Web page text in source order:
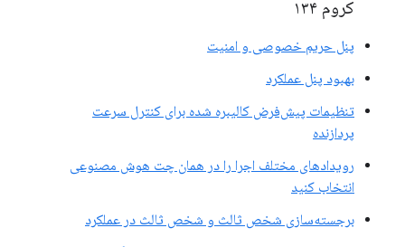
کروم ۱۳۴
پنل حریم خصوصی و امنیت
بهبود پنل عملکرد
تنظیمات پیش‌فرض کالیبره شده برای کنترل سرعت
پردازنده
رویدادهای مختلف اجرا را در همان چت هوش مصنوعی
انتخاب کنید
برجسته‌سازی شخص ثالث و شخص ثالث در عملکرد